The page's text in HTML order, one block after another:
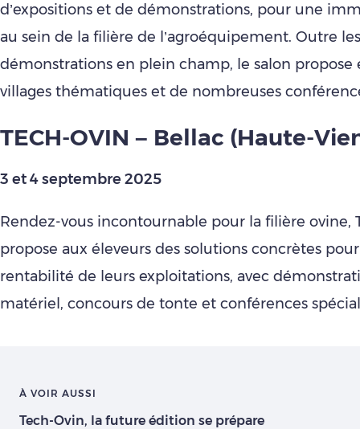
d’expositions et de démonstrations, pour une
au sein de la filière de l’agroéquipement. Outre les
démonstrations en plein champ, le salon propose
villages thématiques et de nombreuses
TECH-OVIN – Bellac (Haute-
3 et 4 septembre 2025
Rendez-vous incontournable pour la filière ovine,
propose aux éleveurs des solutions concrètes
rentabilité de leurs exploitations, avec
matériel, concours de tonte et conférences
À VOIR AUSSI
Tech-Ovin, la future édition se prépare